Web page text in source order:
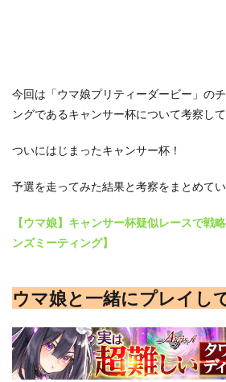
今回は「ウマ娘プリティーダービー」の
ングであるキャンサー杯について考察して
ついにはじまったキャンサー杯！
予選を走ってみた結果と考察をまとめてい
【ウマ娘】キャンサー杯疑似レースで戦
ンズミーティング】
ウマ娘と一緒にプレイし